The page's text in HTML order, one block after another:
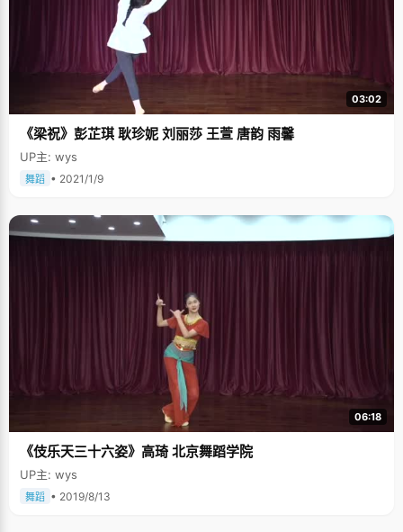
03:02
《梁祝》彭芷琪 耿珍妮 刘丽莎 王萱 唐韵 雨馨
UP主: wys
舞蹈 • 2021/1/9
06:18
《伎乐天三十六姿》高琦 北京舞蹈学院
UP主: wys
舞蹈 • 2019/8/13